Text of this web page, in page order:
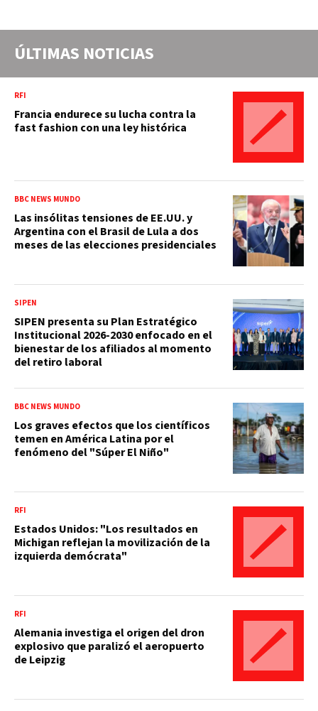
ÚLTIMAS NOTICIAS
RFI
Francia endurece su lucha contra la
fast fashion con una ley histórica
BBC NEWS MUNDO
Las insólitas tensiones de EE.UU. y
Argentina con el Brasil de Lula a dos
meses de las elecciones presidenciales
SIPEN
SIPEN presenta su Plan Estratégico
Institucional 2026-2030 enfocado en el
bienestar de los afiliados al momento
del retiro laboral
BBC NEWS MUNDO
Los graves efectos que los científicos
temen en América Latina por el
fenómeno del "Súper El Niño"
RFI
Estados Unidos: "Los resultados en
Michigan reflejan la movilización de la
izquierda demócrata"
RFI
Alemania investiga el origen del dron
explosivo que paralizó el aeropuerto
de Leipzig